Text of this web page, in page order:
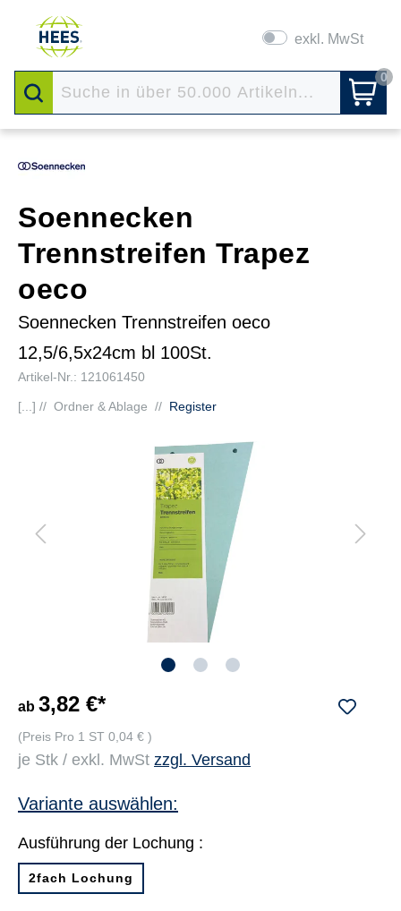
exkl. MwSt
0
Soennecken
Trennstreifen Trapez
oeco
Soennecken Trennstreifen oeco
12,5/6,5x24cm bl 100St.
Artikel-Nr.: 121061450
[...] // Ordner & Ablage // Register
ab 3,82 €*
(Preis Pro 1 ST 0,04 € )
je Stk / exkl. MwSt zzgl. Versand
Variante auswählen:
Ausführung der Lochung :
2fach Lochung